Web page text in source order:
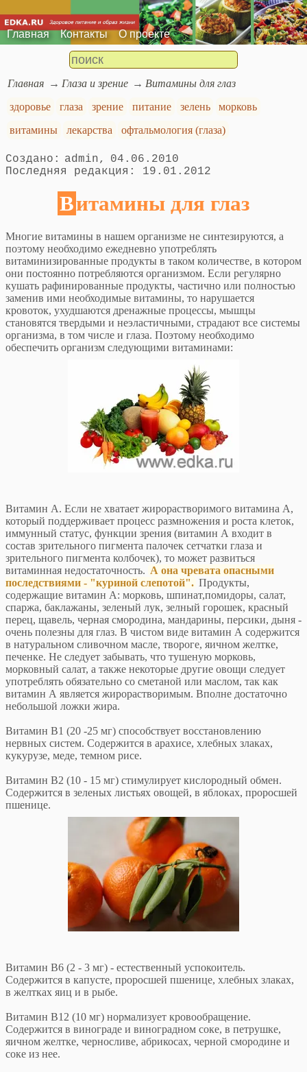
Главная Контакты О проекте
Главная Глаза и зрение
Витамины для глаз
здоровье
глаза зрение питание зелень
морковь
витамины
лекарства офтальмология (глаза)
admin
04.06.2010
19.01.2012
Витамины для глаз
Многие витамины в нашем организме не синтезируются, а
поэтому необходимо ежедневно употреблять
витаминизированные продукты в таком количестве, в котором
они постоянно потребляются организмом. Если регулярно
кушать рафинированные продукты, частично или полностью
заменив ими необходимые витамины, то нарушается
кровоток, ухудшаются дренажные процессы, мышцы
становятся твердыми и неэластичными, страдают все системы
организма, в том числе и глаза. Поэтому необходимо
обеспечить организм следующими витаминами:
Витамин А. Если не хватает жирорастворимого витамина А,
который поддерживает процесс размножения и роста клеток,
иммунный статус, функции зрения (витамин А входит в
состав зрительного пигмента палочек сетчатки глаза и
зрительного пигмента колбочек), то может развиться
витаминная недостаточность. А она чревата опасными
последствиями - "куриной слепотой". Продукты,
содержащие витамин А: морковь, шпинат,помидоры, салат,
спаржа, баклажаны, зеленый лук, зелный горошек, красный
перец, щавель, черная смородина, мандарины, персики, дыня -
очень полезны для глаз. В чистом виде витамин А содержится
в натуральном сливочном масле, твороге, яичном желтке,
печенке. Не следует забывать, что тушеную морковь,
морковный салат, а также некоторые другие овощи следует
употреблять обязательно со сметаной или маслом, так как
витамин А является жирорастворимым. Вполне достаточно
небольшой ложки жира.
Витамин В1 (20 -25 мг) способствует восстановлению
нервных систем. Содержится в арахисе, хлебных злаках,
кукурузе, меде, темном рисе.
Витамин В2 (10 - 15 мг) стимулирует кислородный обмен.
Содержится в зеленых листьях овощей, в яблоках, проросшей
пшенице.
Витамин В6 (2 - 3 мг) - естественный успокоитель.
Содержится в капусте, проросшей пшенице, хлебных злаках,
в желтках яиц и в рыбе.
Витамин В12 (10 мг) нормализует кровообращение.
Содержится в винограде и виноградном соке, в петрушке,
яичном желтке, черносливе, абрикосах, черной смородине и
соке из нее.